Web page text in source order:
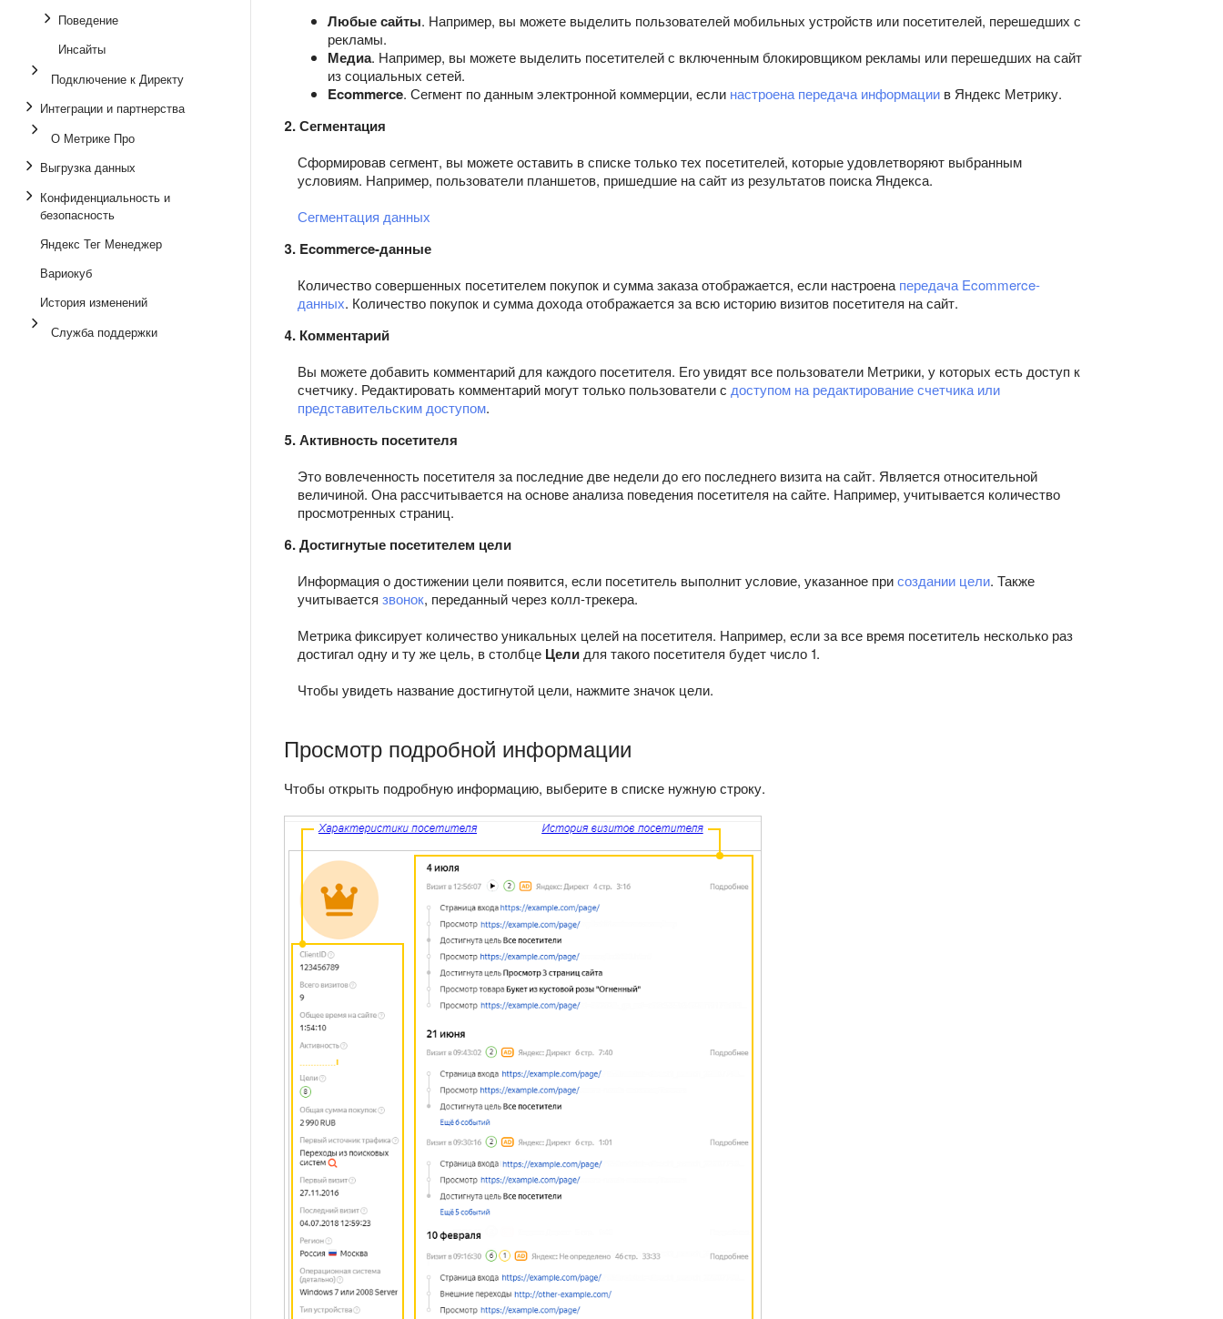
Поведение
Инсайты
Подключение к Директу
Интеграции и партнерства
О Метрике Про
Выгрузка данных
Конфиденциальность и
безопасность
Яндекс Тег Менеджер
Вариокуб
История изменений
Служба поддержки
Любые сайты. Например, вы можете выделить пользователей мобильных устройств или посетителей, перешедших с
рекламы.
Медиа. Например, вы можете выделить посетителей с включенным блокировщиком рекламы или перешедших на сайт
из социальных сетей.
Ecommerce. Сегмент по данным электронной коммерции, если настроена передача информации в Яндекс Метрику.
2. Сегментация
Сформировав сегмент, вы можете оставить в списке только тех посетителей, которые удовлетворяют выбранным
условиям. Например, пользователи планшетов, пришедшие на сайт из результатов поиска Яндекса.
Сегментация данных
3. Ecommerce-данные
Количество совершенных посетителем покупок и сумма заказа отображается, если настроенапередача Ecommerce-
данных. Количество покупок и сумма дохода отображается за всю историю визитов посетителя на сайт.
4. Комментарий
Вы можете добавить комментарий для каждого посетителя. Его увидят все пользователи Метрики, у которых есть доступ к
счетчику. Редактировать комментарий могут только пользователи с доступом на редактирование счетчика или
представительским доступом.
5. Активность посетителя
Это вовлеченность посетителя за последние две недели до его последнего визита на сайт. Является относительной
величиной. Она рассчитывается на основе анализа поведения посетителя на сайте. Например, учитывается количество
просмотренных страниц.
6. Достигнутые посетителем цели
Информация о достижении цели появится, если посетитель выполнит условие, указанное присоздании цели. Также
учитывается звонок, переданный через колл-трекера.
Метрика фиксирует количество уникальных целей на посетителя. Например, если за все время посетитель несколько раз
достигал одну и ту же цель, в столбце Целидля такого посетителя будет число 1.
Чтобы увидеть название достигнутой цели, нажмите значок цели.
Просмотр подробной информации
Чтобы открыть подробную информацию, выберите в списке нужную строку.